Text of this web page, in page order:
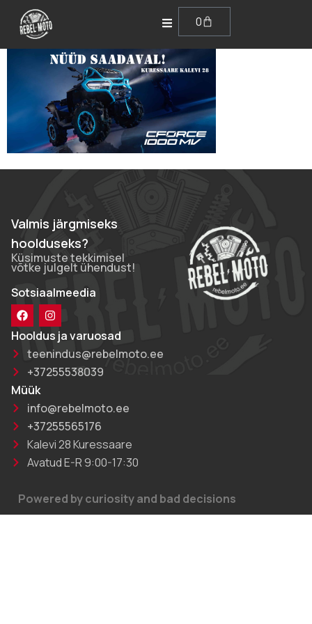
0
Valmis järgmiseks
hoolduseks?
Küsimuste tekkimisel
võtke julgelt ühendust!
Sotsiaalmeedia
Hooldus ja varuosad
teenindus@rebelmoto.ee
+37255538039
Müük
info@rebelmoto.ee
+37255565176
Kalevi 28 Kuressaare
Avatud E-R 9:00-17:30
Powered by curiosity and bad decisions